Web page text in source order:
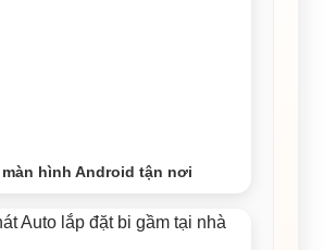
màn hình Android tận nơi